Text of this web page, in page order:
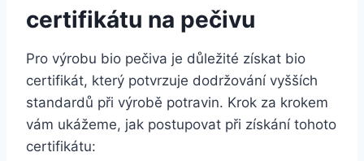
certifikátu na ⁣pečivu
Pro výrobu ​bio ⁢pečiva je důležité získat bio
certifikát, ⁢který potvrzuje⁤ dodržování vyšších‍
standardů při výrobě potravin. Krok ⁤za krokem
vám⁤ ukážeme, jak postupovat při získání tohoto
certifikátu: